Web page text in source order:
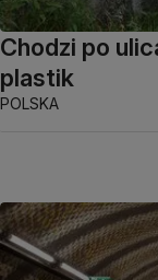
Chodzi po
plastik
POLSKA